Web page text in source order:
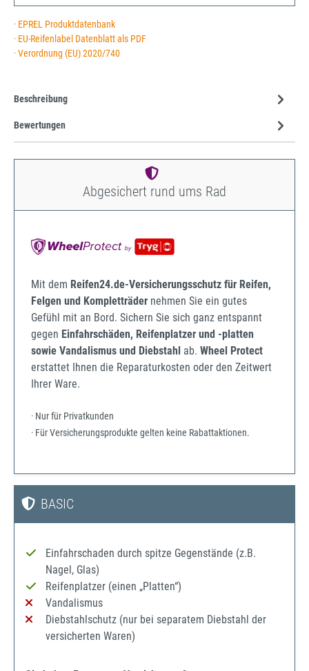
· EPREL Produktdatenbank
· EU-Reifenlabel Datenblatt als PDF
· Verordnung (EU) 2020/740
Beschreibung
Bewertungen
Abgesichert rund ums Rad
Mit dem Reifen24.de-Versicherungsschutz für Reifen,
Felgen und Kompletträder nehmen Sie ein gutes
Gefühl mit an Bord. Sichern Sie sich ganz entspannt
gegen Einfahrschäden, Reifenplatzer und -platten
sowie Vandalismus und Diebstahl ab. Wheel Protect
erstattet Ihnen die Reparaturkosten oder den Zeitwert
Ihrer Ware.
· Nur für Privatkunden
· Für Versicherungsprodukte gelten keine Rabattaktionen.
BASIC
Einfahrschaden durch spitze Gegenstände (z.B.
Nagel, Glas)
Reifenplatzer (einen „Platten“)
Vandalismus
Diebstahlschutz (nur bei separatem Diebstahl der
versicherten Waren)